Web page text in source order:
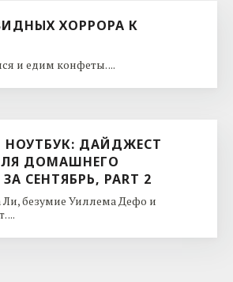
ХОРРОРА К
и едим конфеты. ...
ДАЙДЖЕСТ
ДОМАШНЕГО
СЕНТЯБРЬ, PART 2
безумие Уиллема Дефо и
...